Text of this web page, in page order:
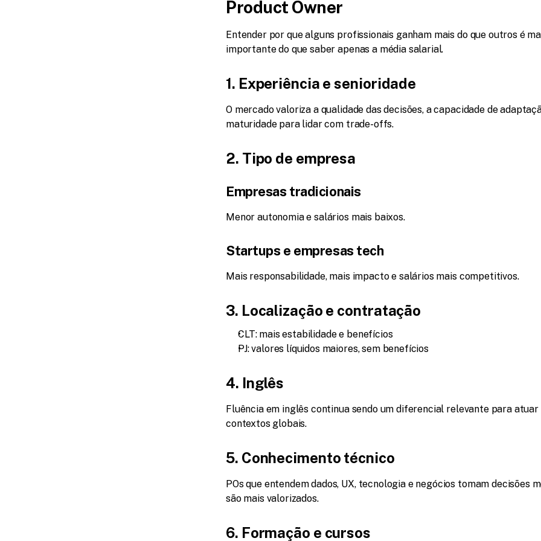
Product Owner
Entender por que alguns profissionais ganham mais do que outros é
importante do que saber apenas a média salarial.
1. Experiência e senioridade
O mercado valoriza a qualidade das decisões, a capacidade de
maturidade para lidar com trade-offs.
2. Tipo de empresa
Empresas tradicionais
Menor autonomia e salários mais baixos.
Startups e empresas tech
Mais responsabilidade, mais impacto e salários mais competitivos.
3. Localização e contratação
CLT: mais estabilidade e benefícios
PJ: valores líquidos maiores, sem benefícios
4. Inglês
Fluência em inglês continua sendo um diferencial relevante para atuar
contextos globais.
5. Conhecimento técnico
POs que entendem dados, UX, tecnologia e negócios tomam decisões
são mais valorizados.
6. Formação e cursos